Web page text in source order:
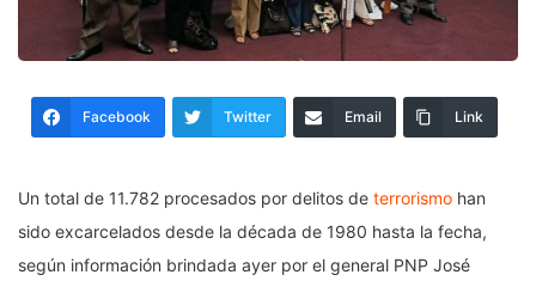
Facebook Twitter Email Link
Un total de 11.782 procesados por delitos de terrorismo han
sido excarcelados desde la década de 1980 hasta la fecha,
según información brindada ayer por el general PNP José